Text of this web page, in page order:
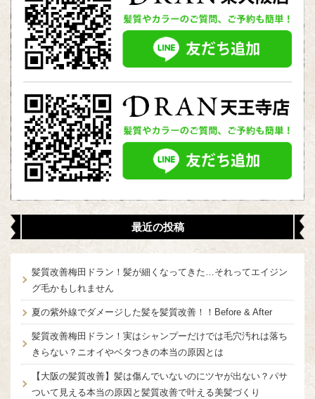
最近の投稿
髪質改善梅田ドラン！髪が細くなってきた…それってエイジン
グ毛かもしれません
夏の紫外線でダメージした髪を髪質改善！！Before & After
髪質改善梅田ドラン！実はシャンプーだけでは毛穴汚れは落ち
きらない？ニオイやベタつきの本当の原因とは
【大阪の髪質改善】髪は傷んでいないのにツヤが出ない？パサ
ついて見える本当の原因と髪質改善で叶える美髪づくり